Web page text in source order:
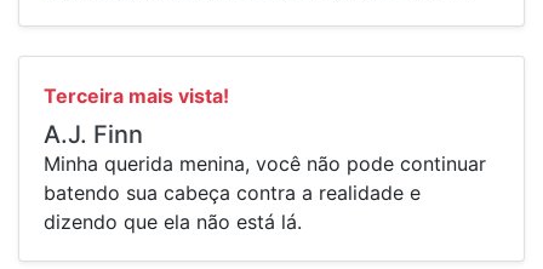
Terceira mais vista!
A.J. Finn
Minha querida menina, você não pode continuar
batendo sua cabeça contra a realidade e
dizendo que ela não está lá.